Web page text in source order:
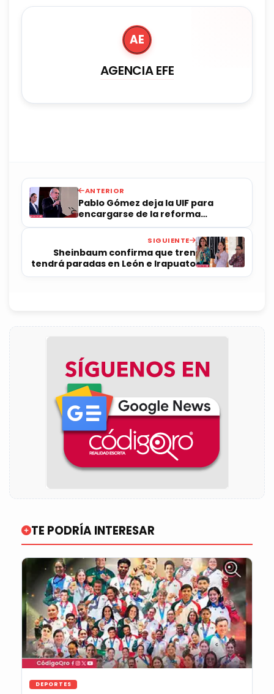
AE
AGENCIA EFE
ANTERIOR
Pablo Gómez deja la UIF para
encargarse de la reforma
electoral
SIGUIENTE
Sheinbaum confirma que tren
tendrá paradas en León e Irapuato
TE PODRÍA INTERESAR
DEPORTES